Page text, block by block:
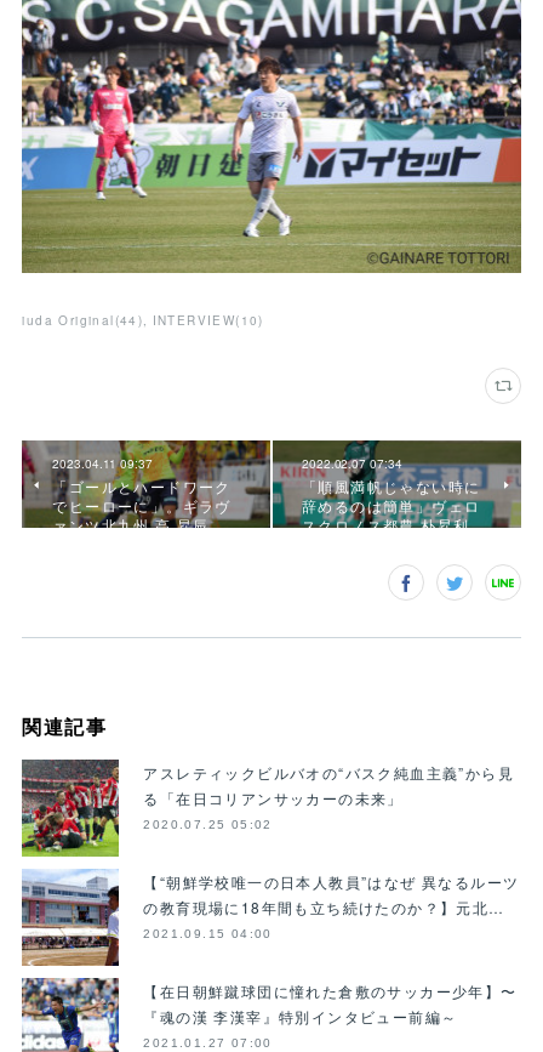
iuda Original (44 ) INTERVIEW( 10)
2023.04.11 09:37
「ゴールとハードワーク
でヒーローに」。ギラヴ
ァンツ北九州 高 昇辰…
2022.02.07 07:34
「順風満帆じゃない時に
辞めるのは簡単」ヴェロ
スクロノス都農 朴昇利…
関連記事
アスレティックビルバオの“バスク純血主義”から見
る「在日コリアンサッカーの未来」
2020.07.25 05:02
【“朝鮮学校唯一の日本人教員”はなぜ 異なるルーツ
の教育現場に18年間も立ち続けたのか？】元北…
2021.09.15 04:00
【在日朝鮮蹴球団に憧れた倉敷のサッカー少年】〜
『魂の漢 李漢宰』特別インタビュー前編～
2021.01.27 07:00